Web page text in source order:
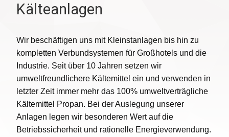
Kälteanlagen
Wir beschäftigen uns mit Kleinstanlagen bis hin zu
kompletten Verbundsystemen für Großhotels und die
Industrie. Seit über 10 Jahren setzen wir
umweltfreundlichere Kältemittel ein und verwenden in
letzter Zeit immer mehr das 100% umweltverträgliche
Kältemittel Propan. Bei der Auslegung unserer
Anlagen legen wir besonderen Wert auf die
Betriebssicherheit und rationelle Energieverwendung.